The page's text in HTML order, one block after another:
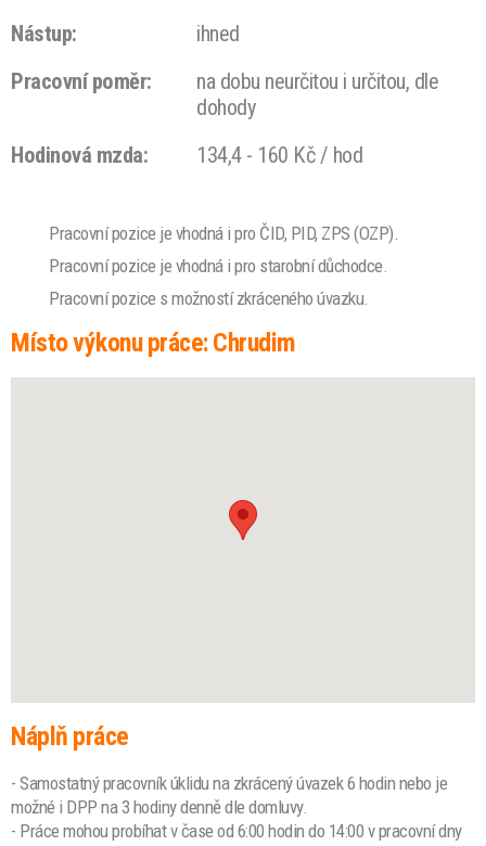
Nástup:
ihned
Pracovní poměr:
na dobu neurčitou i určitou, dle
dohody
Hodinová mzda:
134,4 - 160 Kč / hod
Pracovní pozice je vhodná i pro ČID, PID, ZPS (OZP).
Pracovní pozice je vhodná i pro starobní důchodce.
Pracovní pozice s možností zkráceného úvazku.
Místo výkonu práce: Chrudim
Náplň práce
- Samostatný pracovník úklidu na zkrácený úvazek 6 hodin nebo je
možné i DPP na 3 hodiny denně dle domluvy.
- Práce mohou probíhat v čase od 6:00 hodin do 14:00 v pracovní dny